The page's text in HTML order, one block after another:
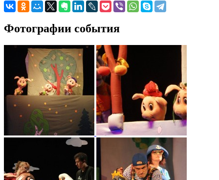
Фотографии события